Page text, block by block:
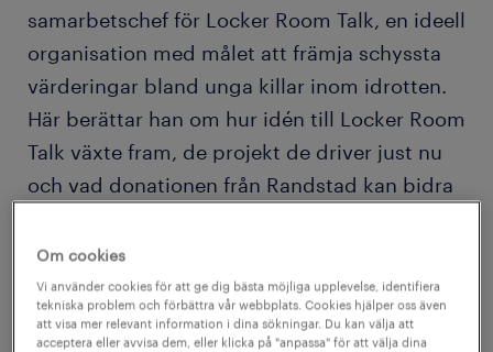
samarbetschef för Locker Room Talk, en ideell
organisation med målet att främja schyssta
värderingar bland unga killar inom idrotten.
Här berättar han om hur idén till Locker Room
Talk växte fram, de projekt de driver just nu
och vad donationen från Randstad kan bidra
Allting tog sin början i Finspång 2016 när de
två ungdomarna Shanga Aziz och Rogerio
Om cookies
Vi använder cookies för att ge dig bästa möjliga upplevelse, identifiera
tekniska problem och förbättra vår webbplats. Cookies hjälper oss även
att visa mer relevant information i dina sökningar. Du kan välja att
acceptera eller avvisa dem, eller klicka på "anpassa" för att välja dina